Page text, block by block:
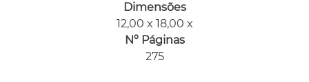
Dimensões
12,00 x 18,00 x
Nº Páginas
275